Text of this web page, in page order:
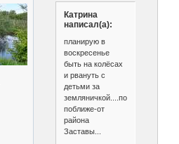
Катрина
написал(а):
планирую в
воскресенье
быть на колёсах
и рвануть с
детьми за
поближе-от
района
Заставы...